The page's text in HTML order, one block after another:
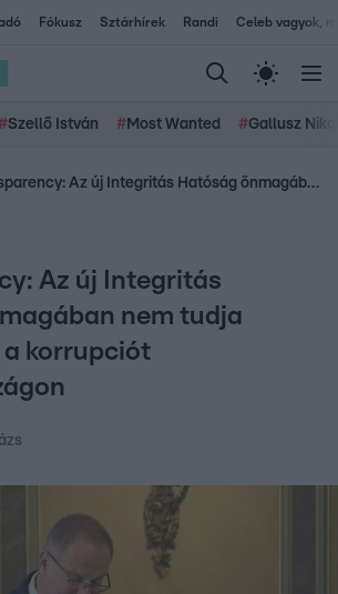
Fókusz Sztárhírek Randi Celeb vagyok,
#Szellő István # Most Wanted #Gallusz
Transparency: Az új Integritás Hatóság önmagában nem tudja felszámolni a korrupciót Magyarországon
Az új Integritás
nem tudja
korrupciót